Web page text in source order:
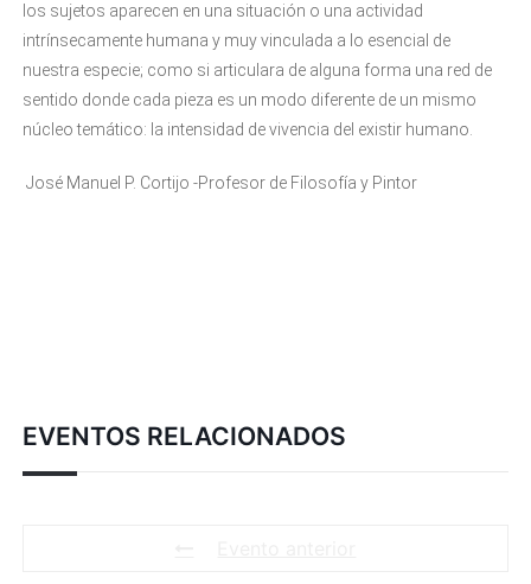
los sujetos aparecen en una situación o una actividad
intrínsecamente humana y muy vinculada a lo esencial de
nuestra especie; como si articulara de alguna forma una red de
sentido donde cada pieza es un modo diferente de un mismo
núcleo temático: la intensidad de vivencia del existir humano.
José Manuel P. Cortijo -Profesor de Filosofía y Pintor
EVENTOS RELACIONADOS